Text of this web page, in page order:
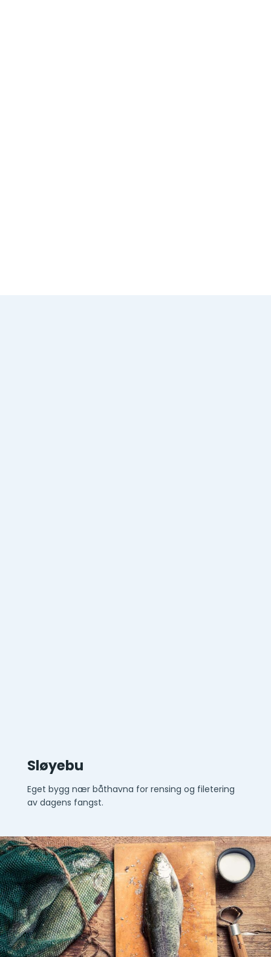
Sløyebu
Eget bygg nær båthavna for rensing og filetering
av dagens fangst.